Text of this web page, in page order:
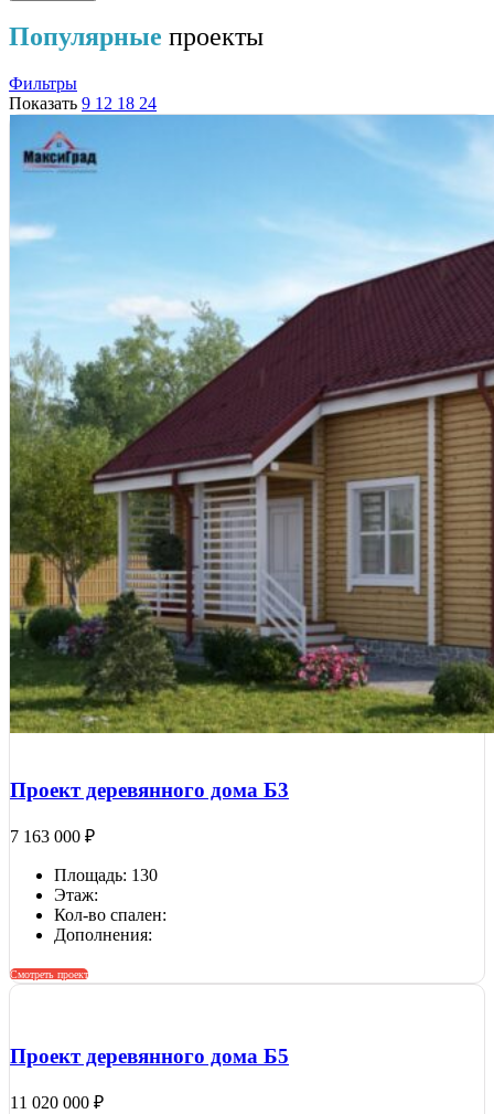
Популярные проекты
Фильтры
Показать 9 12 18 24
Проект деревянного дома Б3
7 163 000 ₽
Площадь: 130
Этаж:
Кол-во спален:
Дополнения:
Смотреть проект
Проект деревянного дома Б5
11 020 000 ₽